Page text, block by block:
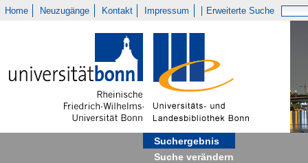
Home Neuzugänge Kontakt Impressum Erweiterte Suche
Suchergebnis
Suche verändern